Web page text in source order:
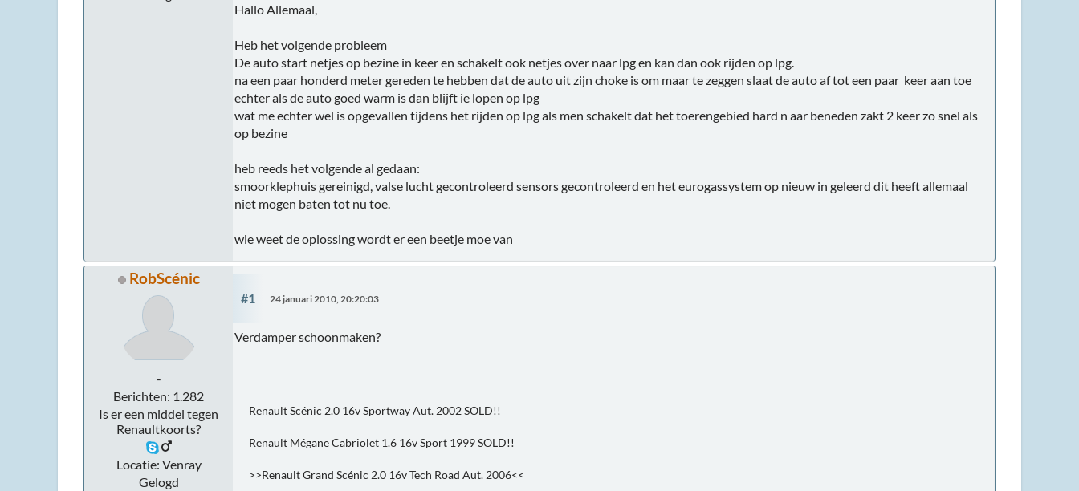
Hallo Allemaal,
Heb het volgende probleem
De auto start netjes op bezine in keer en schakelt ook netjes over naar lpg en kan dan ook rijden op lpg.
na een paar honderd meter gereden te hebben dat de auto uit zijn choke is om maar te zeggen slaat de auto af tot een paar keer aan toe
echter als de auto goed warm is dan blijft ie lopen op lpg
wat me echter wel is opgevallen tijdens het rijden op lpg als men schakelt dat het toerengebied hard n aar beneden zakt 2 keer zo snel als
op bezine
heb reeds het volgende al gedaan:
smoorklephuis gereinigd, valse lucht gecontroleerd sensors gecontroleerd en het eurogassystem op nieuw in geleerd dit heeft allemaal
niet mogen baten tot nu toe.
wie weet de oplossing wordt er een beetje moe van
RobScénic
-
Berichten: 1.282
Is er een middel tegen
Renaultkoorts?
Locatie: Venray
Gelogd
#1 24 januari 2010, 20:20:03
Verdamper schoonmaken?
Renault Scénic 2.0 16v Sportway Aut. 2002 SOLD!!
Renault Mégane Cabriolet 1.6 16v Sport 1999 SOLD!!
>>Renault Grand Scénic 2.0 16v Tech Road Aut. 2006<<